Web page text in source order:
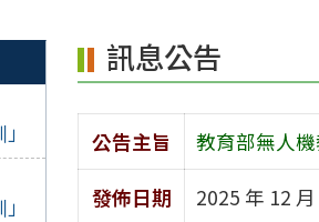
訊息公告
公告主旨
教育部無人
發佈日期
2025 年 12 月